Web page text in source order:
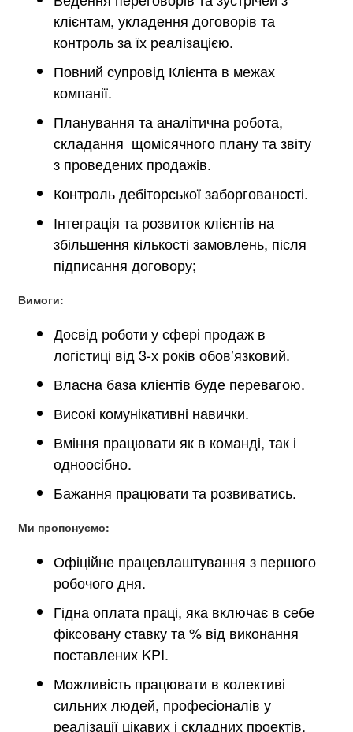
клієнтам, укладення договорів та
контроль за їх реалізацією.
Повний супровід Клієнта в межах
компанії.
Планування та аналітична робота,
складання щомісячного плану та звіту
з проведених продажів.
Контроль дебіторської заборгованості.
Інтеграція та розвиток клієнтів на
збільшення кількості замовлень, після
підписання договору;
Вимоги:
Досвід роботи у сфері продаж в
логістиці від 3-х років обов’язковий.
Власна база клієнтів буде перевагою.
Високі комунікативні навички.
Вміння працювати як в команді, так і
одноосібно.
Бажання працювати та розвиватись.
Ми пропонуємо:
Офіційне працевлаштування з першого
робочого дня.
Гідна оплата праці, яка включає в себе
фіксовану ставку та % від виконання
поставлених KPI.
Можливість працювати в колективі
сильних людей, професіоналів у
реалізації цікавих і складних проектів.